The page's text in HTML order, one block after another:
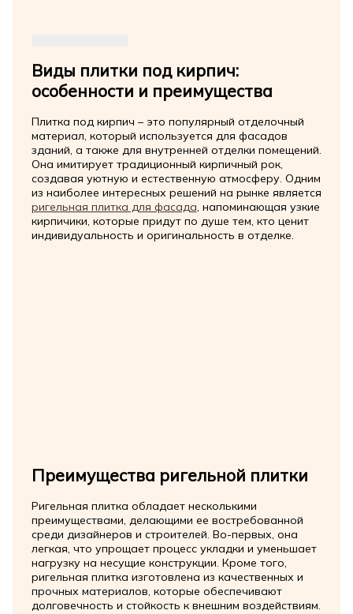
Виды плитки под кирпич:
особенности и преимущества
Плитка под кирпич – это популярный отделочный
материал, который используется для фасадов
зданий, а также для внутренней отделки помещений.
Она имитирует традиционный кирпичный рок,
создавая уютную и естественную атмосферу. Одним
из наиболее интересных решений на рынке является
ригельная плитка для фасада, напоминающая узкие
кирпичики, которые придут по душе тем, кто ценит
индивидуальность и оригинальность в отделке.
Преимущества ригельной плитки
Ригельная плитка обладает несколькими
преимуществами, делающими ее востребованной
среди дизайнеров и строителей. Во-первых, она
легкая, что упрощает процесс укладки и уменьшает
нагрузку на несущие конструкции. Кроме того,
ригельная плитка изготовлена из качественных и
прочных материалов, которые обеспечивают
долговечность и стойкость к внешним воздействиям.